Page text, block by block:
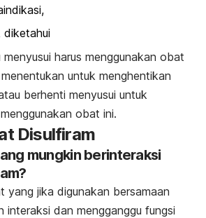
harus menggunakan obat
untuk menghentikan
berhenti menyusui untuk
obat ini.
Disulfiram
mungkin berinteraksi
yang jika digunakan bersamaan
interaksi dan mengganggu fungsi